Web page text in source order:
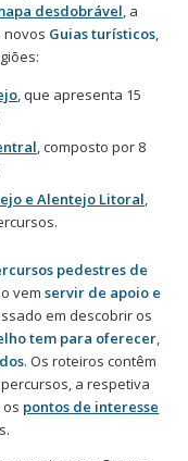
desdobrável, a
novos Guias turísticos,
, que apresenta 15
, composto por 8
e Alentejo Litoral,
pedestres de
vemservir de apoio e
em descobrir os
tem para oferecer,
. Os roteiros contêm
a respetiva
pontos de interesse